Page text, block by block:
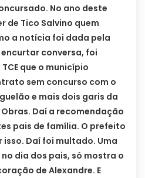
No ano deste
de Tico Salvino quem
a notícia foi dada pela
conversa, foi
que o município
sem concurso com o
e mais dois garis da
Daí a recomendação
pais de família. O prefeito
isso. Daí foi multado. Uma
dia dos pais, só mostra o
de Alexandre. E